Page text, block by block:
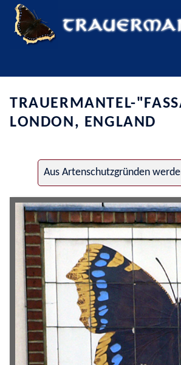
TRAUERMANTEL-
LONDON, ENGLAND
Aus Artenschutzgründen